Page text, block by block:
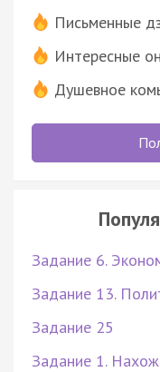
Письменные
Интересные
Душевное
Задание 6.
Задание 13.
Задание 25
Задание 1.